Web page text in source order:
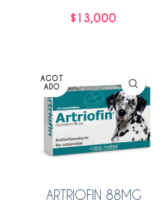
$13,000
AGOT
ADO
ARTRIOFIN 88MG